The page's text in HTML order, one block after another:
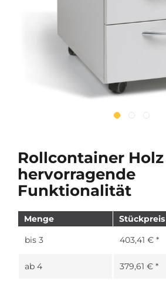
Rollcontainer Holz
hervorragende
Funktionalität
Menge
Stückpreis
bis 3 403,41 € *
ab 4 379,61 € *